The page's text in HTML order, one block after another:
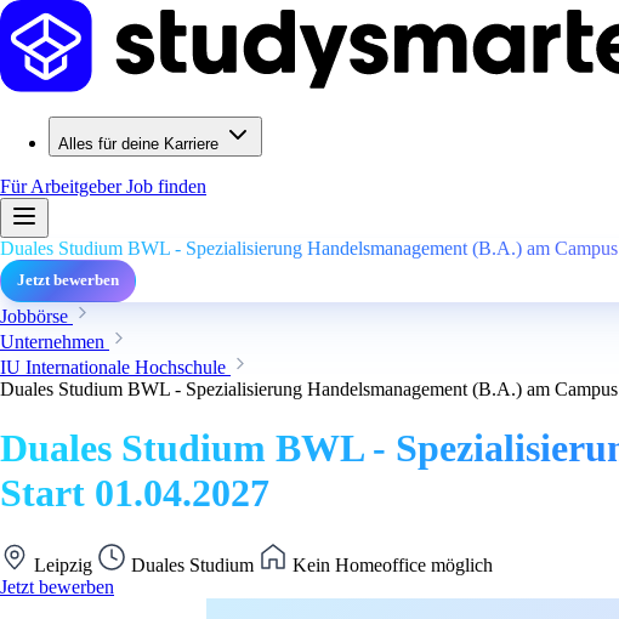
Alles für deine Karriere
Für ArbeitgeberJob finden
Duales Studium BWL - Spezialisierung Handelsmanagement (B.A.) am
Jetzt bewerben
Jobbörse
Unternehmen
IU Internationale Hochschule
Duales Studium BWL - Spezialisierung Handelsmanagement (B.A.) am
Duales Studium BWL -
Start 01.04.2027
Leipzig Duales Studium
Kein Homeoffice möglich
Jetzt bewerben